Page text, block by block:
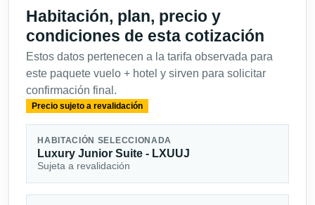
Habitación, plan, precio y
condiciones de esta cotización
Estos datos pertenecen a la tarifa observada para
este paquete vuelo + hotel y sirven para solicitar
confirmación final.
Precio sujeto a revalidación
HABITACIÓN SELECCIONADA
Luxury Junior Suite - LXUUJ
Sujeta a revalidación